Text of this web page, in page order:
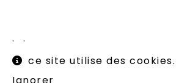
Livraisons et retours
Conditions générales
Mentions légales
Instagram
ce site utilise des cookies.